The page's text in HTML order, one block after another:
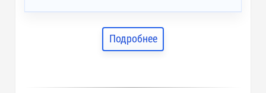
Подробнее